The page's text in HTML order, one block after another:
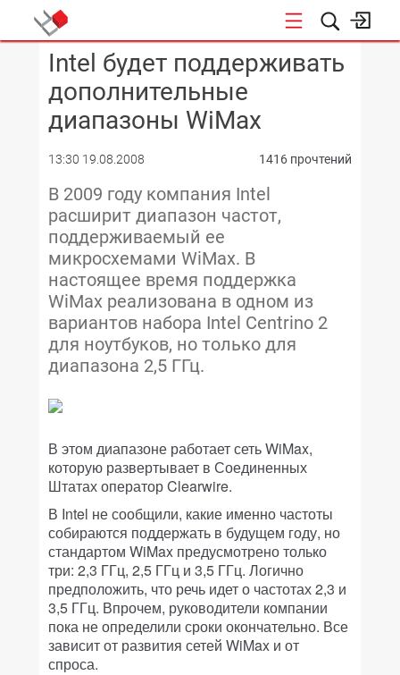
КОНФЕРЕНЦИИ
Intel будет поддерживать
дополнительные
диапазоны WiMax
13:30 19.08.2008 1416 прочтений
В 2009 году компания Intel
расширит диапазон частот,
поддерживаемый ее
микросхемами WiMax. В
настоящее время поддержка
WiMax реализована в одном из
вариантов набора Intel Centrino 2
для ноутбуков, но только для
диапазона 2,5 ГГц.
В этом диапазоне работает сеть WiMax,
которую развертывает в Соединенных
Штатах оператор Clearwire.
В Intel не сообщили, какие именно частоты
собираются поддержать в будущем году, но
стандартом WiMax предусмотрено только
три: 2,3 ГГц, 2,5 ГГц и 3,5 ГГц. Логично
предположить, что речь идет о частотах 2,3 и
3,5 ГГц. Впрочем, руководители компании
пока не определили сроки окончательно. Все
зависит от развития сетей WiMax и от
спроса.